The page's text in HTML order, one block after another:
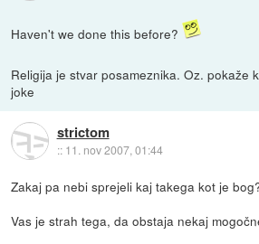
Haven't we done this before?
Religija je stvar posameznika. Oz. pokaže
joke
strictom
:: 11. nov 2007, 01:44
Zakaj pa nebi sprejeli kaj takega kot je
Vas je strah tega, da obstaja nekaj